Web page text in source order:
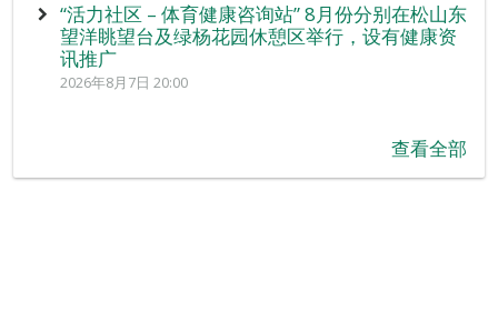
“活力社区 – 体育健康咨询站” 8月份分别在松山东
望洋眺望台及绿杨花园休憩区举行，设有健康资
讯推广
2026年8月7日 20:00
查看全部